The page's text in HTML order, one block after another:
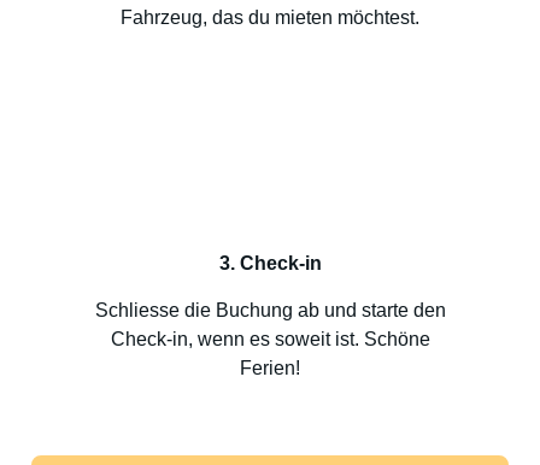
Fahrzeug, das du mieten möchtest.
3. Check-in
Schliesse die Buchung ab und starte den
Check-in, wenn es soweit ist. Schöne
Ferien!